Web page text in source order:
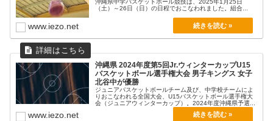
沖縄県中学バスケットボール競技は、2025年1月25日
（土）～26日（日）の日程でおこなわれました。組合...
www.iezo.net
沖縄県 2024年度第5回Jr.ウィンターカップU15
バスケットボール選手権大会 男子キングス 女子
北谷中が優勝
ジュニアバスケットボールチーム及び、中学校チームによ
りおこなわれる全国大会、U15バスケットボール選手権大
会（ジュニアウィンターカップ）。2024年度沖縄県予選...
www.iezo.net